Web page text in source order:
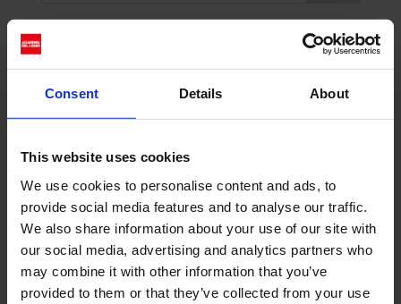
Consent Details About
This website uses cookies
We use cookies to personalise content and ads, to
provide social media features and to analyse our traffic.
We also share information about your use of our site with
our social media, advertising and analytics partners who
may combine it with other information that you’ve
provided to them or that they’ve collected from your use
Recent Posts
Dolce Vita Riviera
Le donne omeriche e l’eterna resistenza: il
coraggio di chi persiste all’ombra degli eroi
elettro-pop
ASICS SportStyle e Little Tokyo Table Tennis: la
collaborazione e il lancio della Gel-Resolution™ 5
L’universo crepuscolare di Miu Miu: Hailey Bieber e
Xiao Wen Ju sono le protagoniste della nuova